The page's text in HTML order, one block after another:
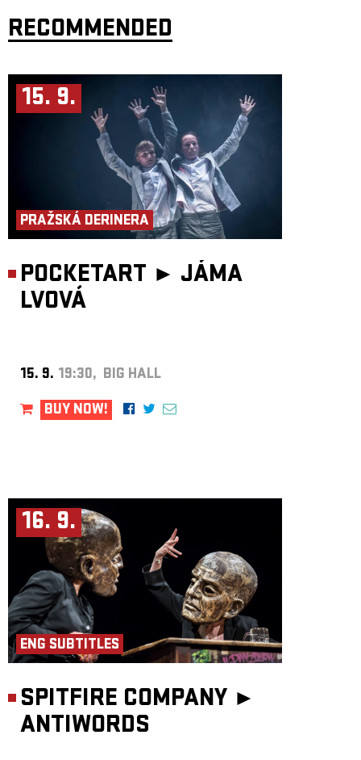
RECOMMENDED
15. 9.
PRAŽSKÁ DERINERA
POCKETART ► JÁMA
LVOVÁ
15. 9. 19:30, BIG HALL
BUY NOW!
16. 9.
ENG SUBTITLES
SPITFIRE COMPANY ►
ANTIWORDS